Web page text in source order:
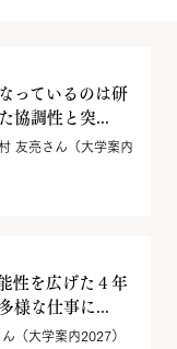
っているのは研
協調性と突...
友亮さん（大学案内
性を広げた４年
様な仕事に...
（大学案内2027）